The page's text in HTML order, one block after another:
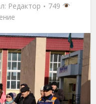
Редактор
749